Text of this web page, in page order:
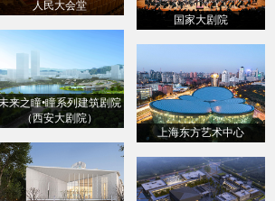
人民大会堂
来之瞳•瞳系列建筑剧院
（西安大剧院）
国家大剧院
上海东方艺术中心